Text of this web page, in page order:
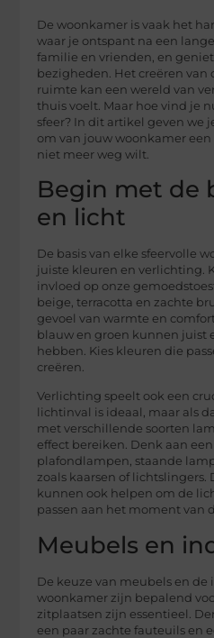
De woonkamer is vaak het
waar je ontspant na een
familie en vrienden, en
bezigheden. Het creëren van
ruimte kan een wereld van
thuis voelt. Maar hoe vind je
sfeer? In dit artikel geven we
om van jouw woonkamer
niet meer weg wilt.
Begin met de
en licht
De basis van elke sfeervolle
juiste kleuren en verlichting.
invloed op onze
beige, terracotta en zachte
gevoel van warmte en
blauw en groen kunnen juist
hebben. Kies kleuren die
creëren.
Verlichting speelt ook een
lichtinval is ideaal, maar als
met verschillende soorten
effect bereiken. Denk aan
plafondlampen, staande
zoals kaarsen of lichtslingers.
kunnen ook helpen om de
passen aan het moment van
Meubels en
De keuze van meubels en de
woonkamer zijn bepalend
zitplaatsen zijn essentieel.
een paar zachte fauteuils en